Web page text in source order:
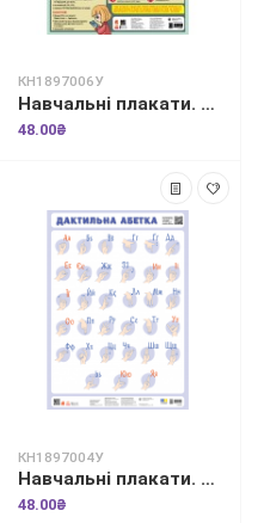
КН1897006У
Навчальні плакати. Основи мінної безпеки
48.00₴
КН1897004У
Навчальні плакати. Дактильна абетка
48.00₴